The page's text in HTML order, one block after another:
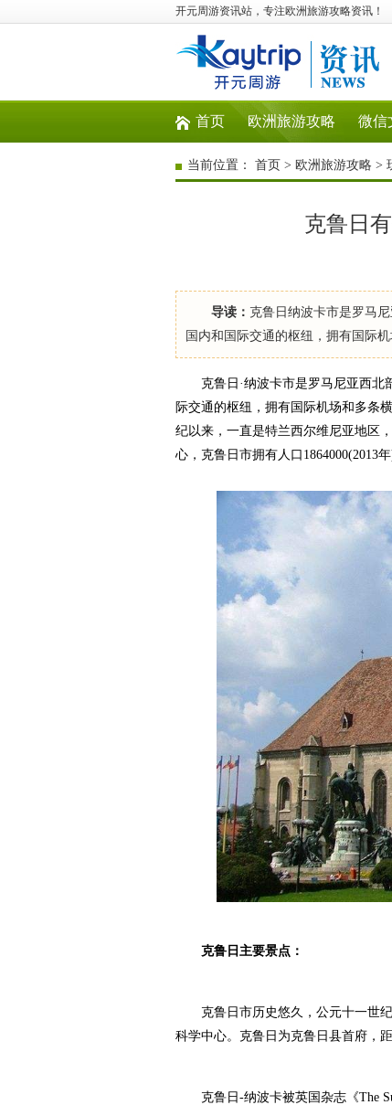
开元周游资讯站，专注欧洲旅游攻略资讯！
首页 欧洲旅游攻略 微信
当前位置： 首页 > 欧洲旅游攻略 >
克鲁日
导读： 克鲁日纳波卡市是罗马
国内和国际交通的枢纽，拥有国际
克鲁日·纳波卡市是罗马尼亚西北
际交通的枢纽，拥有国际机场和多条
纪以来，一直是特兰西尔维尼亚地区
心，克鲁日市拥有人口1864000(2013
克鲁日主要景点：
克鲁日市历史悠久，公元十一世纪
科学中心。克鲁日为克鲁日县首府，
克鲁日-纳波卡被英国杂志《The